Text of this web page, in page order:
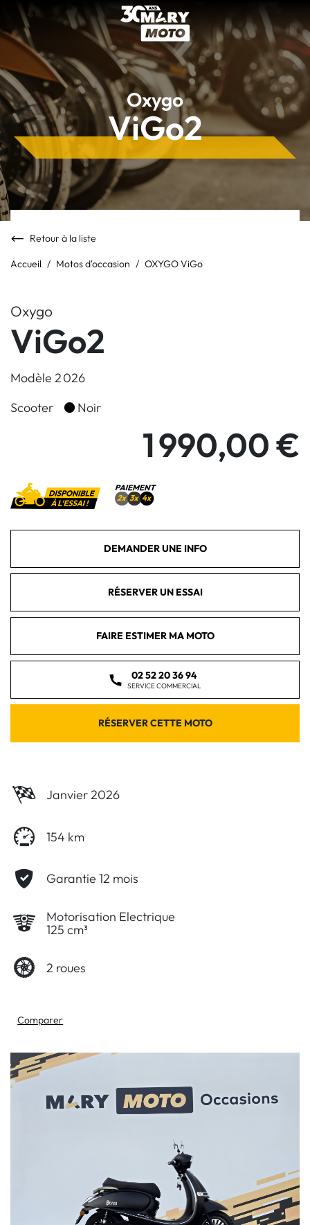
Oxygo
ViGo2
Accueil Motos d'occasion OXYGO ViGo
Retour à la liste
Oxygo
ViGo2
Modèle 2 026
Scooter
Noir
1 990,00 €
DEMANDER UNE INFO
RÉSERVER UN ESSAI
FAIRE ESTIMER MA MOTO
02 52 20 36 94
SERVICE COMMERCIAL
RÉSERVER CETTE MOTO
Janvier 2026
154 km
Garantie 12 mois
Motorisation Electrique
125 cm³
2 roues
Comparer